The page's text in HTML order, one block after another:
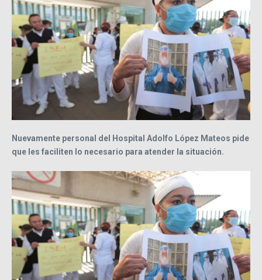
Nuevamente personal del Hospital Adolfo López Mateos pide
que les faciliten lo necesario para atender la situación.